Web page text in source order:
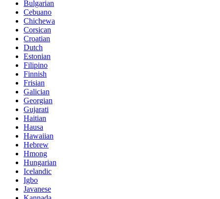
Bulgarian
Cebuano
Chichewa
Corsican
Croatian
Dutch
Estonian
Filipino
Finnish
Frisian
Galician
Georgian
Gujarati
Haitian
Hausa
Hawaiian
Hebrew
Hmong
Hungarian
Icelandic
Igbo
Javanese